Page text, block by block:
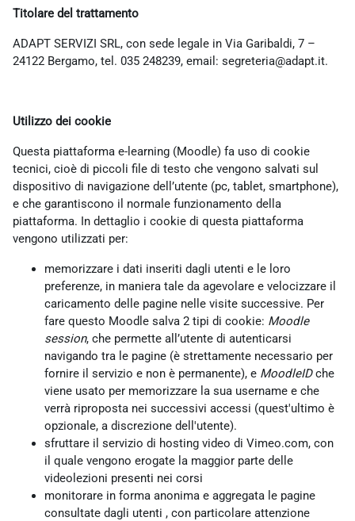
Titolare del trattamento
ADAPT SERVIZI SRL, con sede legale in Via Garibaldi, 7 –
24122 Bergamo, tel. 035 248239, email: segreteria@adapt.it.
Utilizzo dei cookie
Questa piattaforma e-learning (Moodle) fa uso di cookie
tecnici, cioè di piccoli file di testo che vengono salvati sul
dispositivo di navigazione dell’utente (pc, tablet, smartphone),
e che garantiscono il normale funzionamento della
piattaforma. In dettaglio i cookie di questa piattaforma
vengono utilizzati per:
memorizzare i dati inseriti dagli utenti e le loro
preferenze, in maniera tale da agevolare e velocizzare il
caricamento delle pagine nelle visite successive. Per
fare questo Moodle salva 2 tipi di cookie: Moodle
session, che permette all’utente di autenticarsi
navigando tra le pagine (è strettamente necessario per
fornire il servizio e non è permanente), e MoodleIDche
viene usato per memorizzare la sua username e che
verrà riproposta nei successivi accessi (quest'ultimo è
opzionale, a discrezione dell'utente).
sfruttare il servizio di hosting video di Vimeo.com, con
il quale vengono erogate la maggior parte delle
videolezioni presenti nei corsi
monitorare in forma anonima e aggregata le pagine
consultate dagli utenti , con particolare attenzione